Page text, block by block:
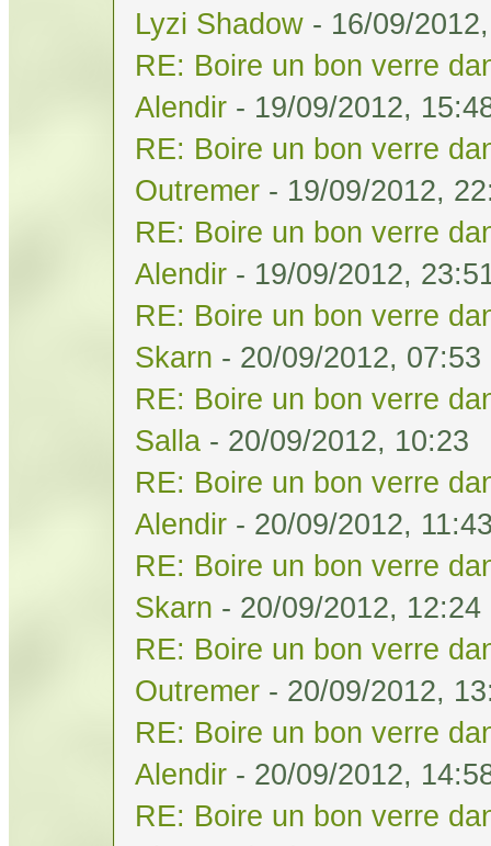
Lyzi Shadow - 16/09/
RE: Boire un bon verre
Alendir - 19/09/2012,
RE: Boire un bon verre
Outremer - 19/09/2012,
RE: Boire un bon verre
Alendir - 19/09/2012,
RE: Boire un bon verre
Skarn - 20/09/2012, 07:53
RE: Boire un bon verre
Salla - 20/09/2012, 10:23
RE: Boire un bon verre
Alendir - 20/09/2012,
RE: Boire un bon verre
Skarn - 20/09/2012, 12:24
RE: Boire un bon verre
Outremer - 20/09/2012,
RE: Boire un bon verre
Alendir - 20/09/2012,
RE: Boire un bon verre